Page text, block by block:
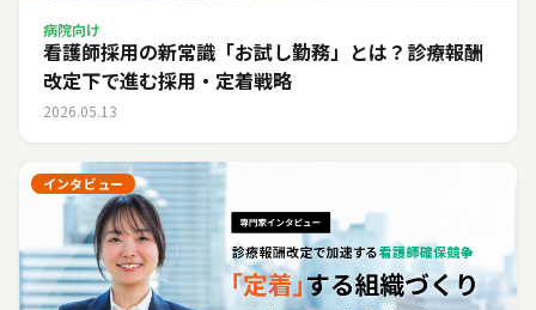
病院向け
看護師採用の新常識「お試し勤務」とは？診療報酬
改定下で進む採用・定着戦略
2026.05.13
インタビュー